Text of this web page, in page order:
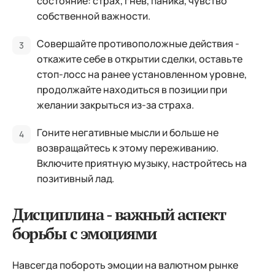
собственной важности.
Совершайте противоположные действия -
откажите себе в открытии сделки, оставьте
стоп-лосс на ранее установленном уровне,
продолжайте находиться в позиции при
желании закрыться из-за страха.
Гоните негативные мысли и больше не
возвращайтесь к этому переживанию.
Включите приятную музыку, настройтесь на
позитивный лад.
Дисциплина - важный аспект
борьбы с эмоциями
Навсегда побороть эмоции на валютном рынке